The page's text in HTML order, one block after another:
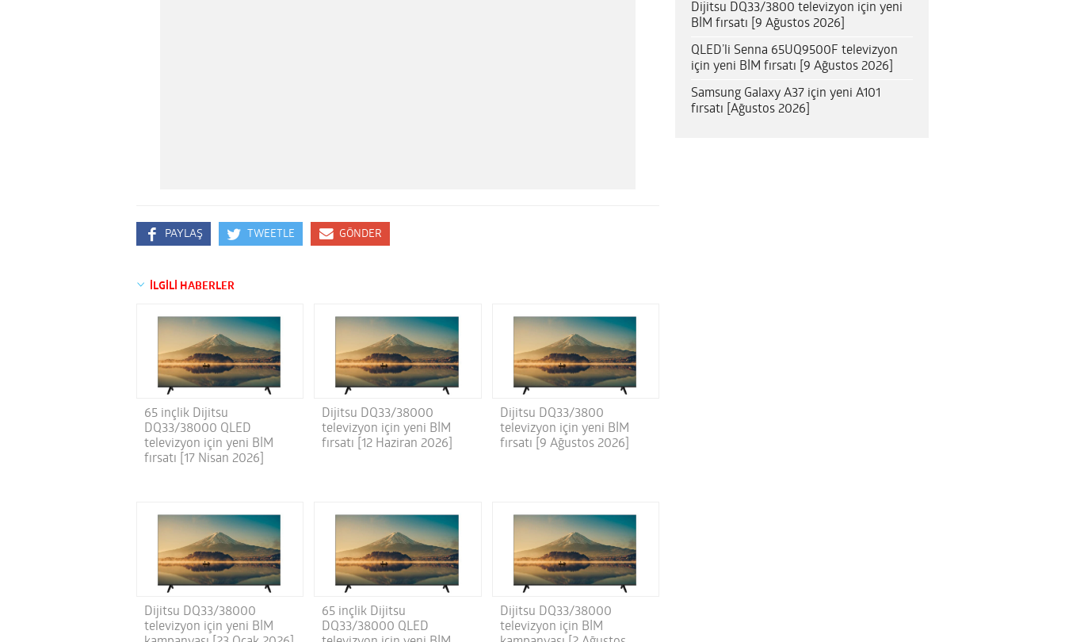
PAYLAŞ TWEETLE GÖNDER
İLGİLİ HABERLER
65 inçlik Dijitsu
DQ33/38000 QLED
televizyon için yeni BİM
fırsatı [17 Nisan 2026]
Dijitsu DQ33/38000
televizyon için yeni BİM
fırsatı [12 Haziran 2026]
Dijitsu DQ33/3800
televizyon için yeni BİM
fırsatı [9 Ağustos 2026]
Dijitsu DQ33/38000
televizyon için yeni BİM
65 inçlik Dijitsu
DQ33/38000 QLED
Dijitsu DQ33/38000
televizyon için BİM
Dijitsu DQ33/3800 televizyon için yeni
BİM fırsatı [9 Ağustos 2026]
QLED’li Senna 65UQ9500F televizyon
için yeni BİM fırsatı [9 Ağustos 2026]
Samsung Galaxy A37 için yeni A101
fırsatı [Ağustos 2026]